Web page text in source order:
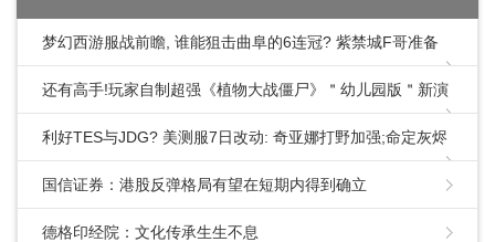
梦幻西游服战前瞻, 谁能狙击曲阜的6连冠? 紫禁城F哥准备
了大招!
还有高手!玩家自制超强《植物大战僵尸》＂幼儿园版＂新演
示公布
利好TES与JDG? 美测服7日改动: 奇亚娜打野加强;命定灰烬
打野削弱
国信证券：港股反弹格局有望在短期内得到确立
德格印经院：文化传承生生不息